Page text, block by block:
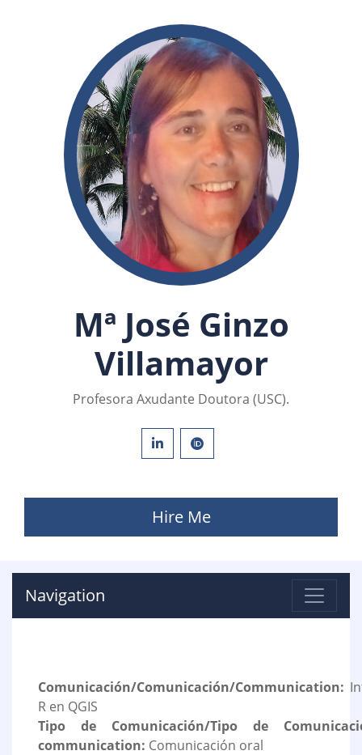
Mª José Ginzo
Villamayor
Profesora Axudante Doutora (USC).
Hire Me
Navigation
Comunicación/Comunicación/Communication:
R en QGIS
Tipo de Comunicación/Tipo de
communication: Comunicación oral